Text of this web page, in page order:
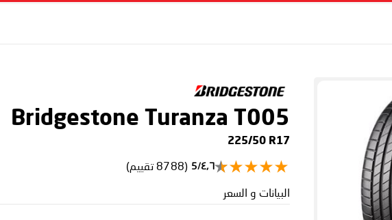
Bridgestone Turanza T005
225/50 R17
٤٫٦/5 (8788 تقييم)
البيانات و السعر